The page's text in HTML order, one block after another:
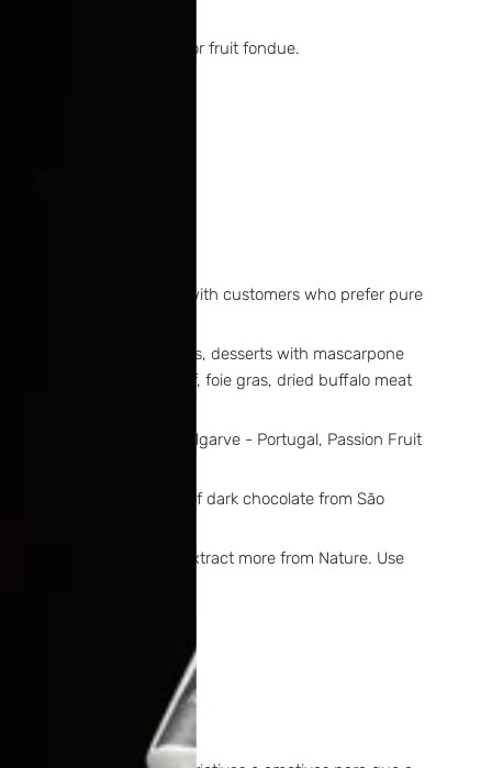
experience of meat or fruit fondue.
with fruit.
intense flavor, made with customers who prefer pure
for: macarons, cakes, desserts with mascarpone
game meats, duck, beef, foie gras, dried buffalo meat
Orange from Algarve – Algarve - Portugal, Passion Fruit
jams, with the addition of dark chocolate from São
and without having to extract more from Nature. Use